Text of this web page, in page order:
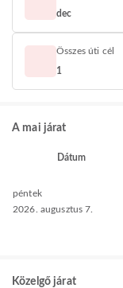
dec
Összes úti cél
1
A mai járat
Dátum
péntek
2026. augusztus 7.
Közelgő járat